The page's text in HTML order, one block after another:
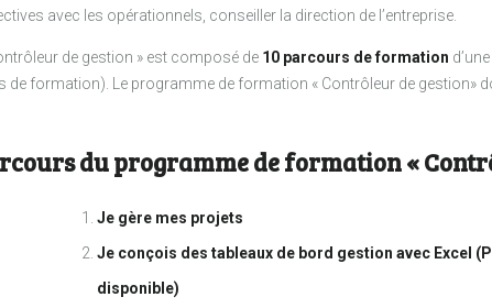
avec les opérationnels, conseiller la direction de l’entreprise.
de gestion » est composé de 10 parcours de formation
de formation). Le programme de formation « Contrôleur de gestion»
du programme de formation «
Je gère mes projets
Je conçois des tableaux de bord gestion avec Excel
disponible)